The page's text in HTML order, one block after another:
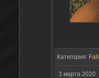
Категория:
3 марта 2020